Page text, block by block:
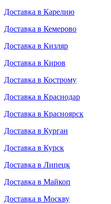
Доставка в Карелию
Доставка в Кемерово
Доставка в Кизляр
Доставка в Киров
Доставка в Кострому
Доставка в Краснодар
Доставка в Красноярск
Доставка в Курган
Доставка в Курск
Доставка в Липецк
Доставка в Майкоп
Доставка в Москву